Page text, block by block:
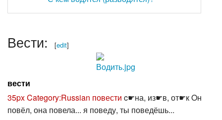
Вести: [edit]
вести
35pxCategory:Russian повести c☛на, из☛в, от☛к Oн
повёл, она повела... я поведу, ты поведёшь...